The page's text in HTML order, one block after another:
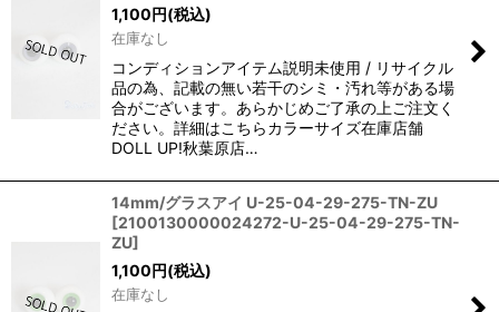
1,100円(税込)
在庫なし
コンディションアイテム説明未使用 / リサイクル
品の為、記載の無い若干のシミ・汚れ等がある場
合がございます。あらかじめご了承の上ご注文く
ださい。詳細はこちらカラーサイズ在庫店舗
DOLL UP!秋葉原店…
14mm/グラスアイ U-25-04-29-275-TN-ZU
[2100130000024272-U-25-04-29-275-TN-
ZU]
1,100円(税込)
在庫なし